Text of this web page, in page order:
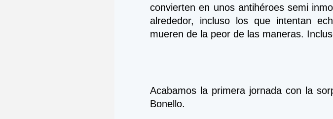
convierten en unos antihéroes semi
alrededor, incluso los que intentan
mueren de la peor de las maneras.
Acabamos la primera jornada con la
Bonello.